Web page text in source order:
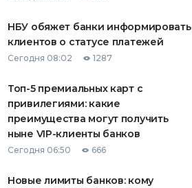
НБУ обяжет банки информировать
клиентов о статусе платежей
Сегодня 08:02 1287
Топ-5 премиальных карт с
привилегиями: какие
преимущества могут получить
ныне VIP-клиенты банков
Сегодня 06:50 666
Новые лимиты банков: кому